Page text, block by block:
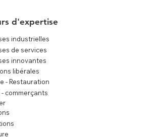
d'expertise
industrielles
de services
innovantes
libérales
- Restauration
commerçants